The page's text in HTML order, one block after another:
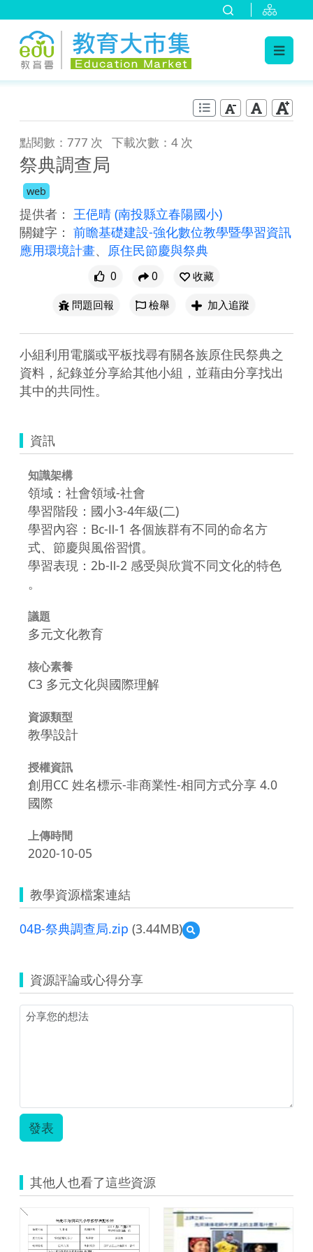
點閱數：777 次 下載次數：4 次
祭典調查局
web
提供者： 王俋晴 (南投縣立春陽國小)
關鍵字： 前瞻基礎建設-強化數位教學暨學習資訊
應用環境計畫、 原住民節慶與祭典
0 0
收藏
問題回報
檢舉 加入追蹤
小組利用電腦或平板找尋有關各族原住民祭典之
資料，紀錄並分享給其他小組，並藉由分享找出
其中的共同性。
資訊
知識架構
領域：社會領域-社會
學習階段：國小3-4年級(二)
學習內容：Bc-Ⅱ-1 各個族群有不同的命名方
式、節慶與風俗習慣。
學習表現：2b-Ⅱ-2 感受與欣賞不同文化的特色
。
議題
多元文化教育
核心素養
C3 多元文化與國際理解
資源類型
教學設計
授權資訊
創用CC 姓名標示-非商業性-相同方式分享 4.0
國際
上傳時間
2020-10-05
教學資源檔案連結
04B-祭典調查局.zip (3.44MB)
預
覽
調
查
資源評論或心得分享
發表
其他人也看了這些資源